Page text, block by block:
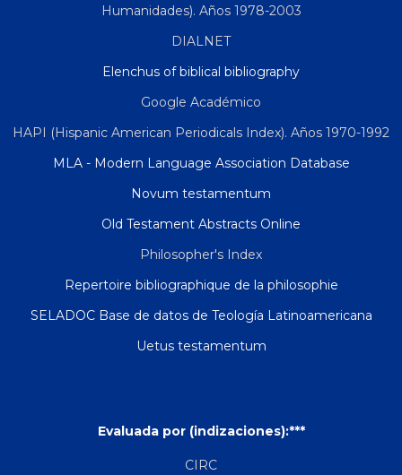
Humanidades). Años 1978-2003
DIALNET
Elenchus of biblical bibliography
Google Académico
HAPI (Hispanic American Periodicals Index). Años 1970-1992
MLA - Modern Language Association Database
Novum testamentum
Old Testament Abstracts Online
Philosopher's Index
Repertoire bibliographique de la philosophie
SELADOC Base de datos de Teología Latinoamericana
Uetus testamentum
Evaluada por (indizaciones):***
CIRC